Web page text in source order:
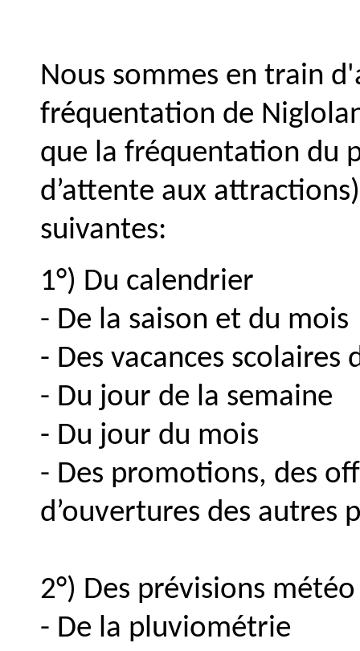
Nous sommes en train
fréquentation de
que la fréquentation du
d’attente aux
suivantes:
1°) Du calendrier
- De la saison et du mois
- Des vacances scolaires
- Du jour de la semaine
- Du jour du mois
- Des promotions, des
d’ouvertures des autres
2°) Des prévisions
- De la pluviométrie